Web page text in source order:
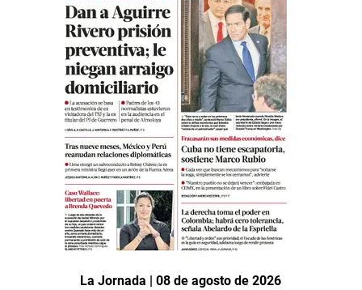
La Jornada | 08 de agosto de 2026